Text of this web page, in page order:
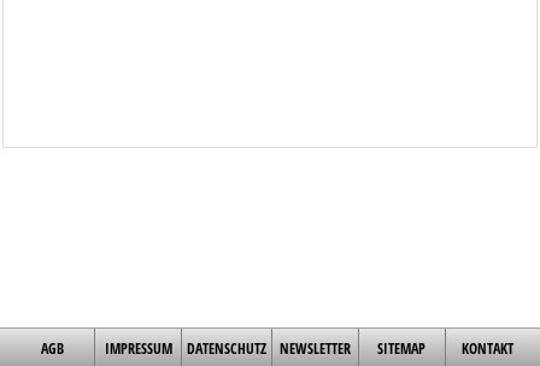
AGB IMPRESSUM DATENSCHUTZ NEWSLETTER SITEMAP KONTAKT